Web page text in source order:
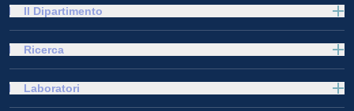
Il Dipartimento
Ricerca
Laboratori